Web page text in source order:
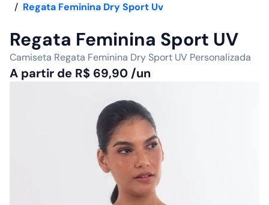
/ Regata Feminina Dry Sport Uv
Regata Feminina Sport UV
Camiseta Regata Feminina Dry Sport UV Personalizada
A partir de R$ 69,90 /un